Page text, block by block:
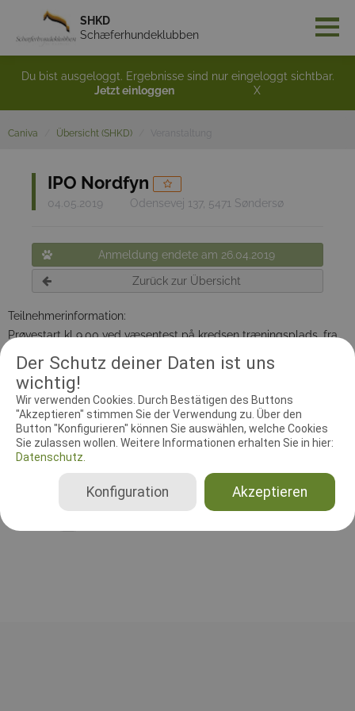
Der Schutz deiner Daten ist uns
wichtig!
Wir verwenden Cookies. Durch Bestätigen des Buttons
"Akzeptieren" stimmen Sie der Verwendung zu. Über den
Button "Konfigurieren" können Sie auswählen, welche Cookies
Sie zulassen wollen. Weitere Informationen erhalten Sie in hier:
Datenschutz.
Akzeptieren
Konfiguration
SHKD
Schæferhundeklubben
Du bist ausgeloggt. Ergebnisse sind nur eingeloggt sichtbar.
Jetzt einloggen
X
Caniva Übersicht (SHKD)
IPO Nordfyn
04.05.2019 Odensevej 137, 5471 Søndersø
Anmeldung endete am 26.04.2019
Zurück zur Übersicht
Teilnehmerinformation:
Prøvestart kl 9.00 ved væsentest på kredsen træningsplads. fra
kunne købes mad.
RICHTER UND HELFER